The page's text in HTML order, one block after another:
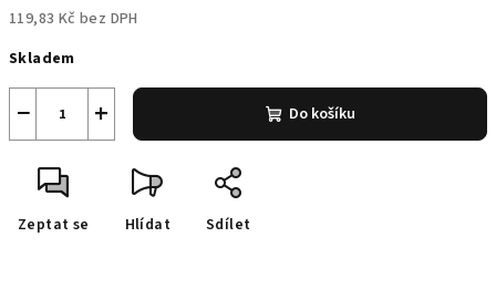
119,83 Kč bez DPH
cena:
Skladem
+
− Do košíku
Zeptat se Hlídat Sdílet